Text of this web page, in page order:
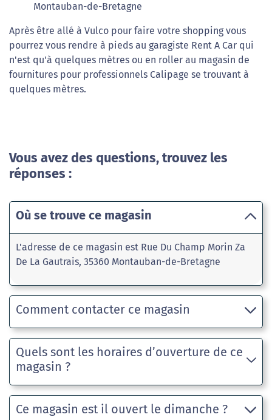
Montauban-de-Bretagne
Après être allé à Vulco pour faire votre shopping vous
pourrez vous rendre à pieds au garagiste Rent A Car qui
n'est qu'à quelques mètres ou en roller au magasin de
fournitures pour professionnels Calipage se trouvant à
quelques mètres.
Vous avez des questions, trouvez les
réponses :
Où se trouve ce magasin
L'adresse de ce magasin est Rue Du Champ Morin Za
De La Gautrais, 35360 Montauban-de-Bretagne
Comment contacter ce magasin
Quels sont les horaires d’ouverture de ce
magasin ?
Ce magasin est il ouvert le dimanche ?